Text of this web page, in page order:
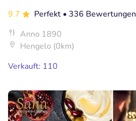
9.7
Perfekt • 336 Bewertungen
Anno 1890
Hengelo (0km)
Verkauft: 110